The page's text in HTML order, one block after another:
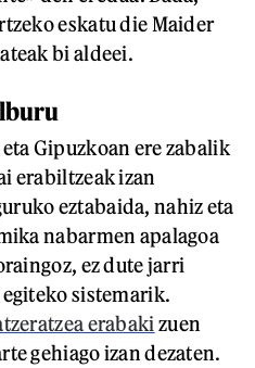
eskatu die Maider
bi aldeei.
Gipuzkoan ere zabalik
erabiltzeak izan
eztabaida, nahiz eta
nabarmen apalagoa
ez dute jarri
sistemarik.
erabaki zuen
gehiago izan dezaten.